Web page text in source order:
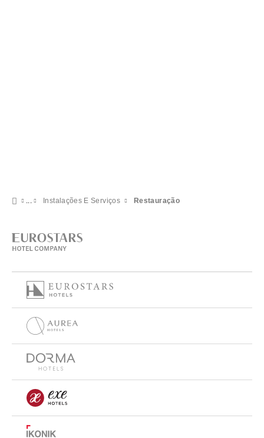
Instalações E Serviços Restauração